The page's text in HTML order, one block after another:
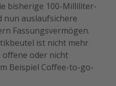
bisherige 100-Milliliter-
nun auslaufsichere
Fassungsvermögen.
ist nicht mehr
oder nicht
Beispiel Coffee-to-go-